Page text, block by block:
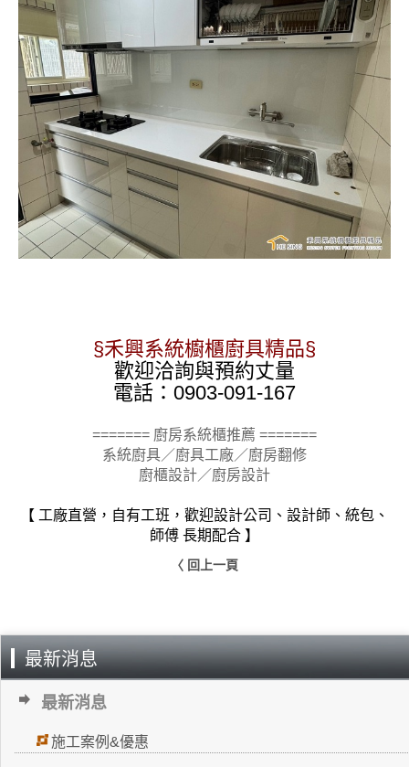
§禾興系統櫥櫃廚具精品§
歡迎洽詢與預約丈量
電話：0903-091-167
======= 廚房系統櫃推薦 =======
系統廚具／廚具工廠／廚房翻修
廚櫃設計／廚房設計
【 工廠直營，自有工班，歡迎設計公司、設計師、統包、
師傅 長期配合 】
〈 回上一頁
最新消息
最新消息
施工案例&優惠